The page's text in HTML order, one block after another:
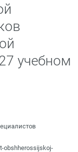
учебном
obshherossijskoj-